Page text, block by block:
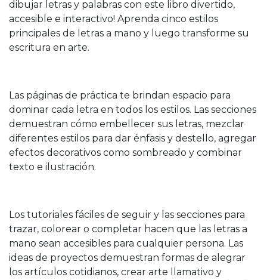
dibujar letras y palabras con este libro divertido,
accesible e interactivo! Aprenda cinco estilos
principales de letras a mano y luego transforme su
escritura en arte.
Las páginas de práctica te brindan espacio para
dominar cada letra en todos los estilos. Las secciones
demuestran cómo embellecer sus letras, mezclar
diferentes estilos para dar énfasis y destello, agregar
efectos decorativos como sombreado y combinar
texto e ilustración.
Los tutoriales fáciles de seguir y las secciones para
trazar, colorear o completar hacen que las letras a
mano sean accesibles para cualquier persona. Las
ideas de proyectos demuestran formas de alegrar
los artículos cotidianos, crear arte llamativo y